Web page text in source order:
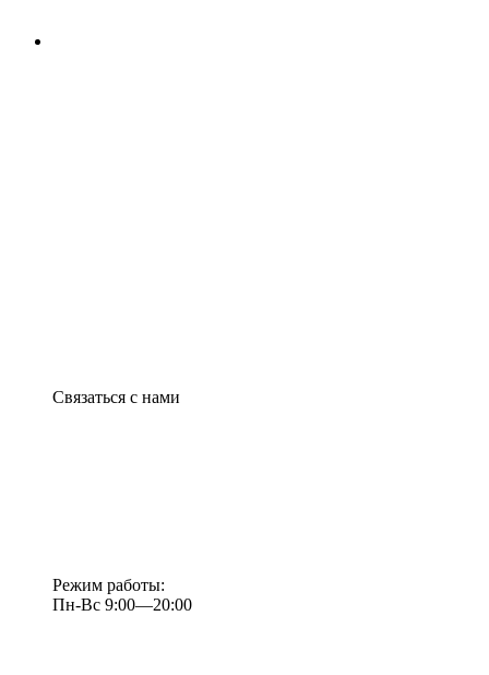
Связаться с нами
Режим работы:
Пн-Вс 9:00—20:00